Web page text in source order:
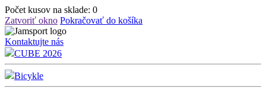
Počet kusov na sklade: 0
Zatvoriť okno Pokračovať do košíka
Kontaktujte nás
CUBE 2026
Bicykle